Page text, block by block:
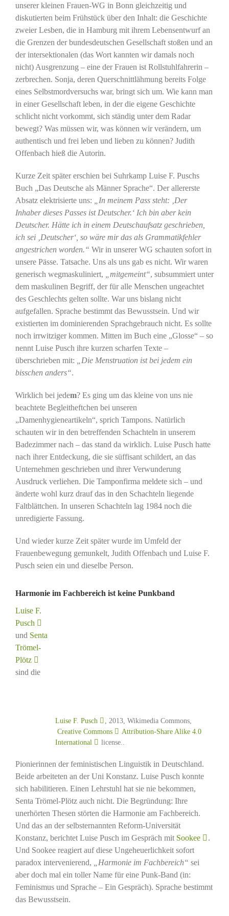
unserer kleinen Frauen-WG in Bonn gleichzeitig und
diskutierten beim Frühstück über den Inhalt: die Geschichte
zweier Lesben, die in Hamburg mit ihrem Lebensentwurf an
die Grenzen der bundesdeutschen Gesellschaft stoßen und an
der intersektionalen (das Wort kannten wir damals noch
nicht) Ausgrenzung – eine der Frauen ist Rollstuhlfahrerin –
zerbrechen. Sonja, deren Querschnittlähmung bereits Folge
eines Selbstmordversuchs war, bringt sich um. Wie kann man
in einer Gesellschaft leben, in der die eigene Geschichte
schlicht nicht vorkommt, sich ständig unter dem Radar
bewegt? Was müssen wir, was können wir verändern, um
authentisch und frei leben und lieben zu können? Judith
Offenbach hieß die Autorin.
Kurze Zeit später erschien bei Suhrkamp Luise F. Puschs
Buch „Das Deutsche als Männer Sprache“. Der allererste
Absatz elektrisierte uns:
„In meinem Pass steht: ‚Der
Inhaber dieses Passes ist Deutscher.‘ Ich bin aber kein
Deutscher. Hätte ich in einem Deutschaufsatz geschrieben,
ich sei ‚Deutscher‘, so wäre mir das als Grammatikfehler
angestrichen worden.“ Wir in unserer WG schauten sofort in
unsere Pässe. Tatsache. Uns als uns gab es nicht. Wir waren
generisch wegmaskuliniert,
„mitgemeint“, subsummiert unter
dem maskulinen Begriff, der für alle Menschen ungeachtet
des Geschlechts gelten sollte. War uns bislang nicht
aufgefallen. Sprache bestimmt das Bewusstsein. Und wir
existierten im dominierenden Sprachgebrauch nicht. Es sollte
noch irrwitziger kommen. Mitten im Buch eine „Glosse“ – so
nennt Luise Pusch ihre kurzen scharfen Texte –
überschrieben mit:
„Die Menstruation ist bei jedem ein
bisschen anders“.
Wirklich bei jedem? Es ging um das kleine von uns nie
beachtete Begleitheftchen bei unseren
„Damenhygieneartikeln“, sprich Tampons. Natürlich
schauten wir in den betreffenden Schachteln in unserem
Badezimmer nach – das stand da wirklich. Luise Pusch hatte
nach ihrer Entdeckung, die sie süffisant schildert, an das
Unternehmen geschrieben und ihrer Verwunderung
Ausdruck verliehen. Die Tamponfirma meldete sich – und
änderte wohl kurz drauf das in den Schachteln liegende
Faltblättchen. In unseren Schachteln lag 1984 noch die
unredigierte Fassung.
Und wieder kurze Zeit später wurde im Umfeld der
Frauenbewegung gemunkelt, Judith Offenbach und Luise F.
Pusch seien ein und dieselbe Person.
Harmonie im Fachbereich ist keine Punkband
Luise F. Pusch
, 2013, Wikimedia Commons,
Creative Commons
Attribution-Share Alike 4.0
International
license..
Luise F.
Pusch
und Senta
Trömel-
Plötz
sind die
Pionierinnen der feministischen Linguistik in Deutschland.
Beide arbeiteten an der Uni Konstanz. Luise Pusch konnte
sich habilitieren. Einen Lehrstuhl hat sie nie bekommen,
Senta Trömel-Plötz auch nicht. Die Begründung: Ihre
unerhörten Thesen störten die Harmonie am Fachbereich.
Und das an der selbsternannten Reform-Universität
Konstanz, berichtet Luise Pusch im Gespräch mit Sookee
.
Und Sookee reagiert auf diese Ungeheuerlichkeit sofort
paradox intervenierend,
„Harmonie im Fachbereich“ sei
aber doch mal ein toller Name für eine Punk-Band (in:
Feminismus und Sprache – Ein Gespräch). Sprache bestimmt
das Bewusstsein.